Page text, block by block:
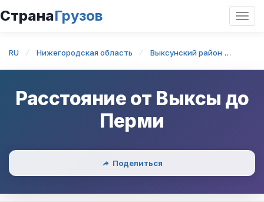
СтранаГрузов
RU Нижегородская область Выксунский район
Расстояние от Выксы до
Перми
Поделиться